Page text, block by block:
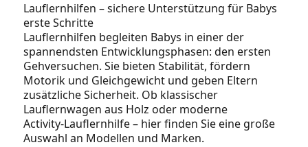
Lauflernhilfen – sichere Unterstützung für Babys
erste Schritte
Lauflernhilfen begleiten Babys in einer der
spannendsten Entwicklungsphasen: den ersten
Gehversuchen. Sie bieten Stabilität, fördern
Motorik und Gleichgewicht und geben Eltern
zusätzliche Sicherheit. Ob klassischer
Lauflernwagen aus Holz oder moderne
Activity‑Lauflernhilfe – hier finden Sie eine große
Auswahl an Modellen und Marken.